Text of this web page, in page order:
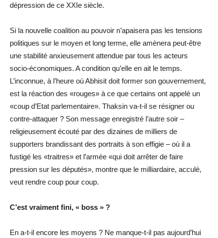
dépression de ce XXIe siècle.
Si la nouvelle coalition au pouvoir n’apaisera pas les tensions
politiques sur le moyen et long terme, elle amènera peut-être
une stabilité anxieusement attendue par tous les acteurs
socio-économiques. A condition qu’elle en ait le temps.
L’inconnue, à l’heure où Abhisit doit former son gouvernement,
est la réaction des «rouges» à ce que certains ont appelé un
«coup d’Etat parlementaire». Thaksin va-t-il se résigner ou
contre-attaquer ? Son message enregistré l’autre soir –
religieusement écouté par des dizaines de milliers de
supporters brandissant des portraits à son effigie – où il a
fustigé les «traitres» et l’armée «qui doit arrêter de faire
pression sur les députés», montre que le milliardaire, acculé,
veut rendre coup pour coup.
C’est vraiment fini, « boss » ?
En a-t-il encore les moyens ? Ne manque-t-il pas aujourd’hui